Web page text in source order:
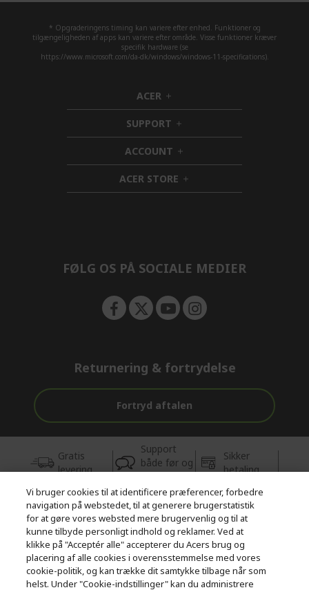
* Opgraderingens timing kan variere efter enhed. Funktioner og
tilgængeligheden af apps kan variere efter område. Visse funktioner kræver
specifik hardware (se
https://www.microsoft.com/da-dk/windows/windows-11-specifications).
ACER h
i
d
d
e
n
SUPPORT h
i
d
e
n
ACCOUNT h
i
d
d
ACER STORE h
i
FØLG OS PÅ SOCIALE MEDIER
Returnering & fortrydelse
Fortryd aftalen
Gratis
levering
Support
både før og
efter købet
Sikker
betaling
© 2026 Acer Inc.
CPYou BV er autoriseret forhandler og sælger af de produkter og
tjenester, der tilbydes i denne butik.
Vi bruger cookies til at identificere præferencer, forbedre
navigation på webstedet, til at generere brugerstatistik
for at gøre vores websted mere brugervenlig og til at
kunne tilbyde personligt indhold og reklamer. Ved at
klikke på "Acceptér alle" accepterer du Acers brug og
placering af alle cookies i overensstemmelse med vores
cookie-politik, og kan trække dit samtykke tilbage når som
helst. Under "Cookie-indstillinger" kan du administrere